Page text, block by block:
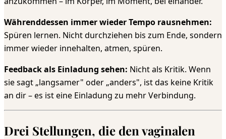
Währenddessen immer wieder Tempo rausnehmen:
Spüren lernen. Nicht durchziehen bis zum Ende, sondern
immer wieder innehalten, atmen, spüren.
Feedback als Einladung sehen: Nicht als Kritik. Wenn
sie sagt „langsamer" oder „anders", ist das keine Kritik
an dir – es ist eine Einladung zu mehr Verbindung.
Drei Stellungen, die den vaginalen